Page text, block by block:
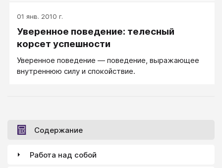
01 янв. 2010 г.
Уверенное поведение: телесный
корсет успешности
Уверенное поведение — поведение, выражающее
внутреннюю силу и спокойствие.
Содержание
Работа над собой